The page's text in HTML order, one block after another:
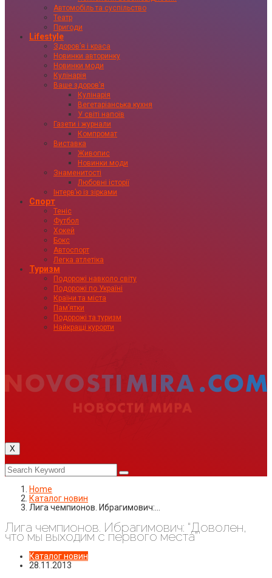
Автомобіль та суспільство
Театр
Пригоди
Lifestyle
Здоровʼя і краса
Новинки авторинку
Новинки моди
Кулінарія
Ваше здоровʼя
Кулінарія
Вегетаріанська кухня
У світі напоїв
Газети і журнали
Компромат
Виставка
Живопис
Новинки моди
Знаменитості
Любовні історії
Інтервʼю із зірками
Спорт
Теніс
Футбол
Хокей
Бокс
Автоспорт
Легка атлетіка
Туризм
Подорожі навколо світу
Подорожі по Україні
Країни та міста
Пам’ятки
Подорожі та туризм
Найкращі курорти
X
Home
Каталог новин
Лига чемпионов. Ибрагимович:…
Лига чемпионов. Ибрагимович: “Доволен,
что мы выходим с первого места”
Каталог новин
28.11.2013